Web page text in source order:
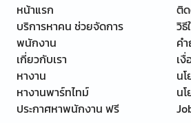
หน้าแรก
บริการหาคน ช่วยจัดการ
พนักงาน
เกี่ยวกับเรา
หางาน
หางานพาร์ทไทม์
ประกาศหาพนักงาน ฟรี
ติด
วิธี
ค
เ
น
น